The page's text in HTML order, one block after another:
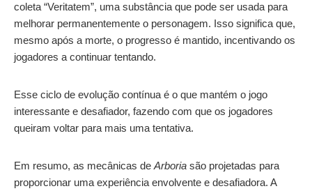
coleta “Veritatem”, uma substância que pode ser usada para
melhorar permanentemente o personagem. Isso significa que,
mesmo após a morte, o progresso é mantido, incentivando os
jogadores a continuar tentando.
Esse ciclo de evolução contínua é o que mantém o jogo
interessante e desafiador, fazendo com que os jogadores
queiram voltar para mais uma tentativa.
Em resumo, as mecânicas de Arboria são projetadas para
proporcionar uma experiência envolvente e desafiadora. A